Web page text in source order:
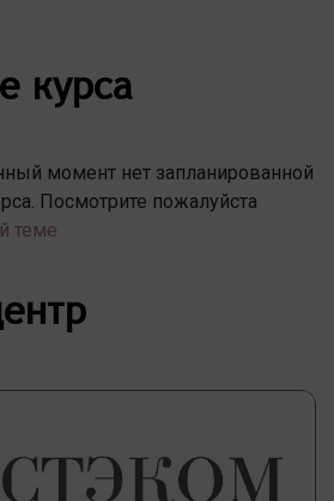
курса
момент нет запланированной
Посмотрите пожалуйста
теме